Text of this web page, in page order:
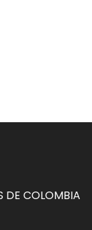
DE COLOMBIA